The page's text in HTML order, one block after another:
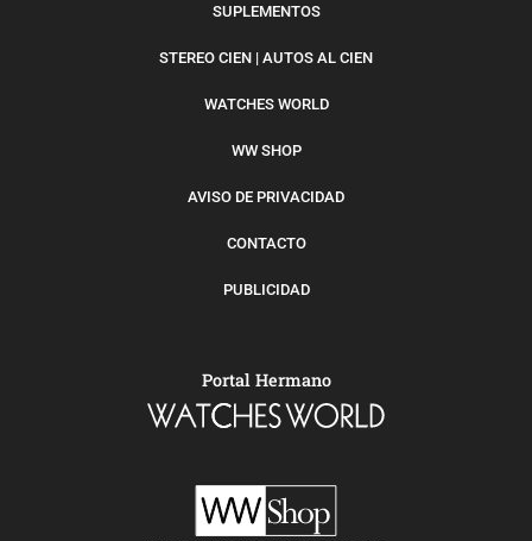
SUPLEMENTOS
STEREO CIEN | AUTOS AL CIEN
WATCHES WORLD
WW SHOP
AVISO DE PRIVACIDAD
CONTACTO
PUBLICIDAD
Portal Hermano